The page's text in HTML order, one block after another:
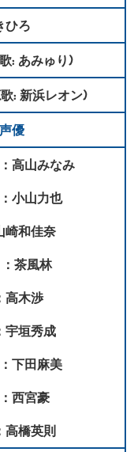
ひろ
: あみゅり)
: 新浜レオン)
優
高山みなみ
小山力也
崎和佳奈
茶風林
高木渉
宇垣秀成
下田麻美
西宮豪
高橋英則